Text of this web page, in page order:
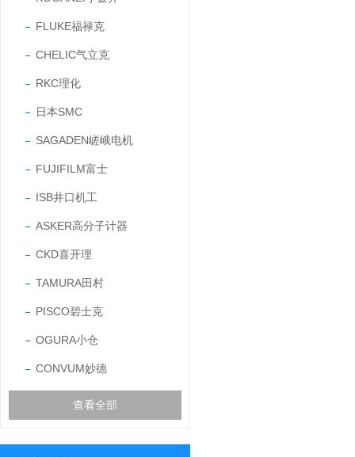
FLUKE福禄克
CHELIC气立克
RKC理化
日本SMC
SAGADEN嵯峨电机
FUJIFILM富士
ISB井口机工
ASKER高分子计器
CKD喜开理
TAMURA田村
PISCO碧士克
OGURA小仓
CONVUM妙德
查看全部